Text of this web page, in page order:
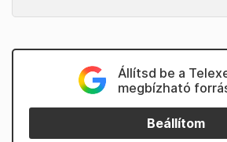
Állítsd be a
megbízható
Beállítom